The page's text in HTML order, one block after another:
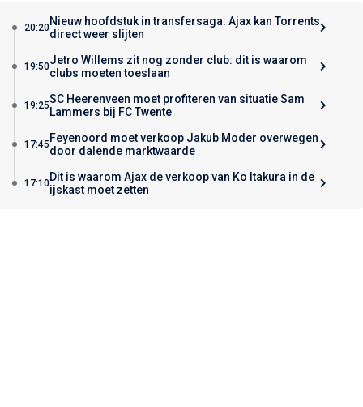
20:20Nieuw hoofdstuk in transfersaga: Ajax kan Torrents
direct weer slijten
19:50Jetro Willems zit nog zonder club: dit is waarom
clubs moeten toeslaan
19:25SC Heerenveen moet profiteren van situatie Sam
Lammers bij FC Twente
17:45 Feyenoord moet verkoop Jakub Moder overwegen
door dalende marktwaarde
17:10Dit is waarom Ajax de verkoop van Ko Itakura in de
ijskast moet zetten